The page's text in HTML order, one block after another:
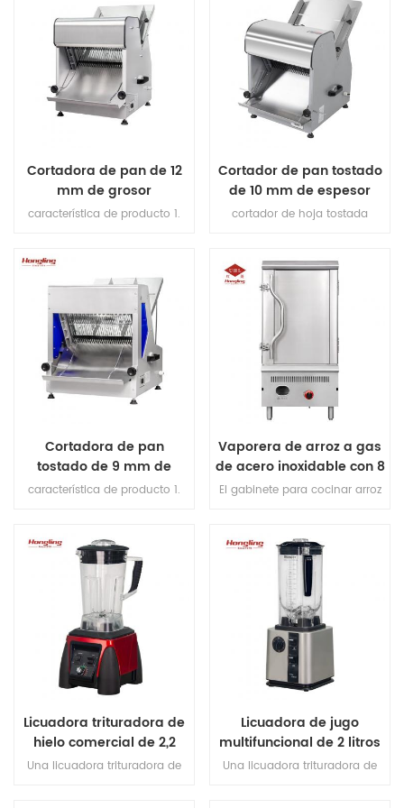
Cortadora de pan de 12
mm de grosor
característica de producto 1.
pan 380mm. 3.Capacidad de
producción 200-300pcs / h. 4.
motor de cobre en el interior.
Plataforma de 5,1 mm de
espesor de acero inoxidable
6.espesor de corte: 12 mm
Cortador de pan tostado
de 10 mm de espesor
cortador de hoja tostada
elección, pero si tiene otros
requisitos, contáctenos para
hacer sus rebanadoras
personalizadas.
Cortadora de pan
tostado de 9 mm de
grosor
característica de producto 1.
pan 380mm. 3.Capacidad de
producción 200-300pcs / h. 4.
motor de cobre en el interior.
Plataforma de 5,1 mm de
espesor de acero inoxidable 6.
espesor de corte: 10 mm
Vaporera de arroz a gas
de acero inoxidable con 8
bandejas
El gabinete para cocinar arroz
eficiencia, ahorro de energía,
cocción rápida, multifunción,
fácil operación y limpieza, etc.
Licuadora trituradora de
hielo comercial de 2,2
litros
Una licuadora trituradora de
Licuadora de jugo
multifuncional de 2 litros
Una licuadora trituradora de